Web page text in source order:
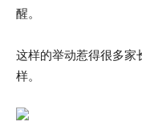
醒。
这样的举动惹得很多家
样。